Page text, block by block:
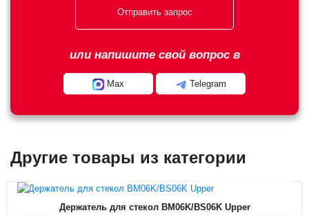
Отправить запрос
или напишите свой вопрос в
Max Telegram
Другие товары из категории
Держатель для стекол BM06K/BS06K Upper